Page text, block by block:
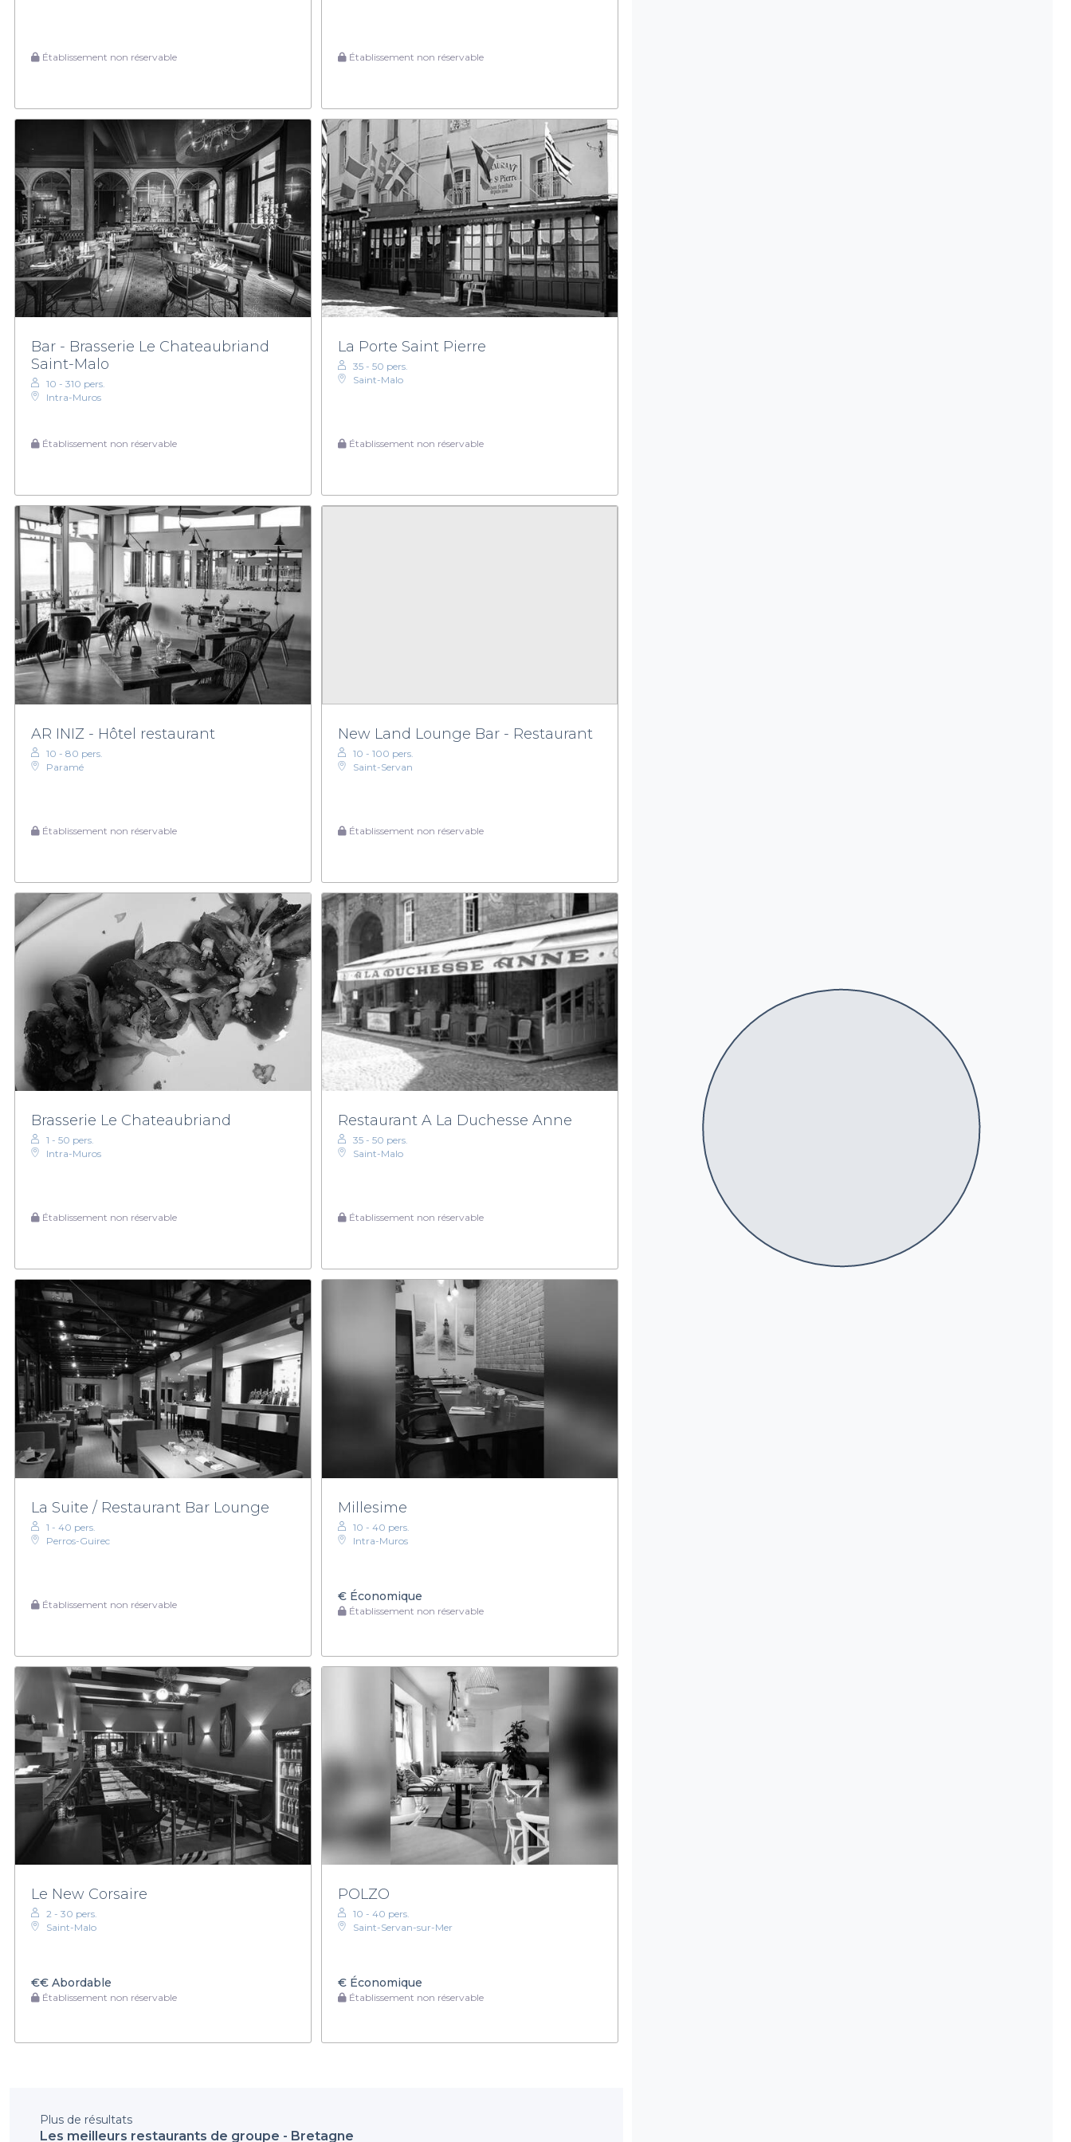
Établissement non réservable Établissement non réservable
Bar - Brasserie Le Chateaubriand
Saint-Malo
10 - 310 pers.
Intra-Muros
Établissement non réservable
La Porte Saint Pierre
35 - 50 pers.
Saint-Malo
Établissement non réservable
AR INIZ - Hôtel restaurant
10 - 80 pers.
Paramé
Établissement non réservable
New Land Lounge Bar - Restaurant
10 - 100 pers.
Saint-Servan
Établissement non réservable
Brasserie Le Chateaubriand
1 - 50 pers.
Intra-Muros
Établissement non réservable
Restaurant A La Duchesse Anne
35 - 50 pers.
Saint-Malo
Établissement non réservable
La Suite / Restaurant Bar Lounge
1 - 40 pers.
Perros-Guirec
Établissement non réservable
Millesime
10 - 40 pers.
Intra-Muros
€Économique
Établissement non réservable
Le New Corsaire
2 - 30 pers.
Saint-Malo
€€ Abordable
Établissement non réservable
POLZO
10 - 40 pers.
Saint-Servan-sur-Mer
€Économique
Établissement non réservable
Plus de résultats
Les meilleurs restaurants de groupe - Bretagne